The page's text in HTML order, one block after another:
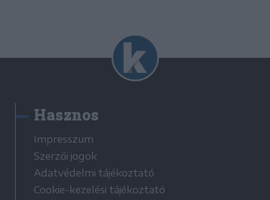
Hasznos
Impresszum
Szerzői jogok
Adatvédelmi tájékoztató
Cookie-kezelési tájékoztató